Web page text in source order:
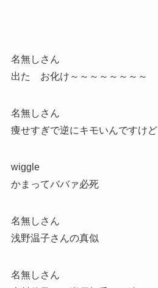
名無しさん
出た お化け～～～～～～～～
名無しさん
痩せすぎで逆にキモいんですけど
wiggle
かまってババァ必死
名無しさん
浅野温子さんの真似
名無しさん